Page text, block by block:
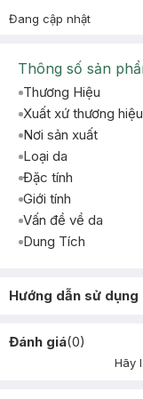
Đang cập nhật
Thông số sản
Thương Hiệu
Xuất xứ thương hiệu
Nơi sản xuất
Loại da
Đặc tính
Giới tính
Vấn đề về da
Dung Tích
Hướng dẫn sử dụng
Đánh giá(0)
Hãy